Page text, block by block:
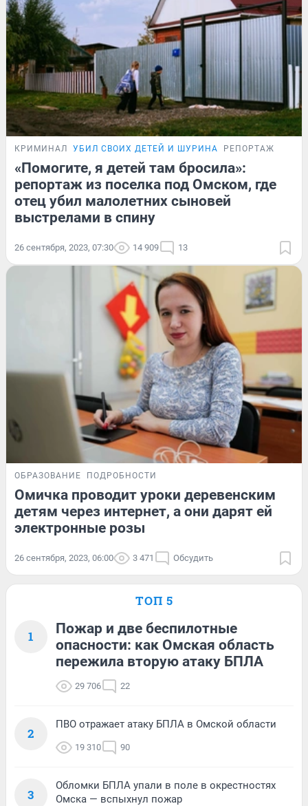
КРИМИНАЛ УБИЛ СВОИХ ДЕТЕЙ И ШУРИНА РЕПОРТАЖ
«Помогите, я детей там бросила»:
репортаж из поселка под Омском, где
отец убил малолетних сыновей
выстрелами в спину
26 сентября, 2023, 07:30 14 909 13
ОБРАЗОВАНИЕ ПОДРОБНОСТИ
Омичка проводит уроки деревенским
детям через интернет, а они дарят ей
электронные розы
26 сентября, 2023, 06:00 3 471 Обсудить
ТОП 5
1
Пожар и две беспилотные
опасности: как Омская область
пережила вторую атаку БПЛА
29 706 22
2
ПВО отражает атаку БПЛА в Омской области
19 310 90
3
Обломки БПЛА упали в поле в окрестностях
Омска — вспыхнул пожар